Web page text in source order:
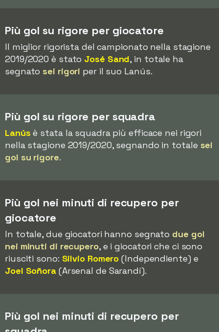
Più gol su rigore per giocatore
Il miglior rigorista del campionato nella stagione
2019/2020 è stato José Sand, in totale ha
segnatosei rigori per il suo Lanús.
Più gol su rigore per squadra
Lanús è stata la squadra più efficace nei rigori
nella stagione 2019/2020, segnando in totale sei
gol su rigore.
Più gol nei minuti di recupero per
giocatore
In totale, due giocatori hanno segnato due gol
nei minuti di recupero, e i giocatori che ci sono
riusciti sono: Silvio Romero (Independiente) e
Joel Soñora(Arsenal de Sarandí).
Più gol nei minuti di recupero per